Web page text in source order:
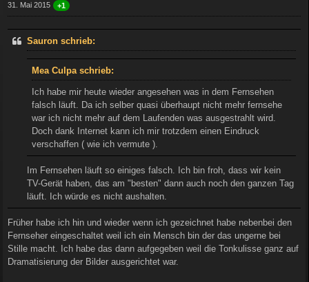
31. Mai 2015 +1
Sauron schrieb:
Mea Culpa schrieb:
Ich habe mir heute wieder angesehen was in dem Fernsehen
falsch läuft. Da ich selber quasi überhaupt nicht mehr fernsehe
war ich nicht mehr auf dem Laufenden was ausgestrahlt wird.
Doch dank Internet kann ich mir trotzdem einen Eindruck
verschaffen ( wie ich vermute ).
Im Fernsehen läuft so einiges falsch. Ich bin froh, dass wir kein
TV-Gerät haben, das am "besten" dann auch noch den ganzen Tag
läuft. Ich würde es nicht aushalten.
Früher habe ich hin und wieder wenn ich gezeichnet habe nebenbei den
Fernseher eingeschaltet weil ich ein Mensch bin der das ungerne bei
Stille macht. Ich habe das dann aufgegeben weil die Tonkulisse ganz auf
Dramatisierung der Bilder ausgerichtet war.